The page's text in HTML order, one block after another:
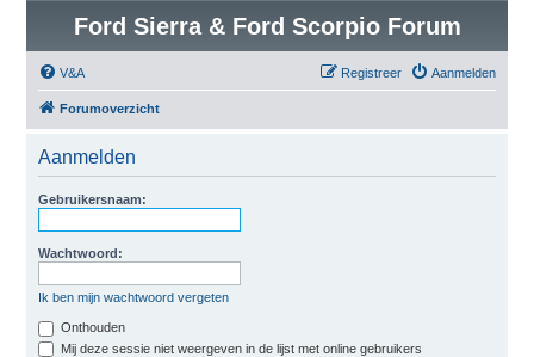
Ford Sierra & Ford Scorpio Forum
V&A Aanmelden
Registreer
Forumoverzicht
Aanmelden
Gebruikersnaam:
Wachtwoord:
Ik ben mijn wachtwoord vergeten
Onthouden
Mij deze sessie niet weergeven in de lijst met online gebruikers